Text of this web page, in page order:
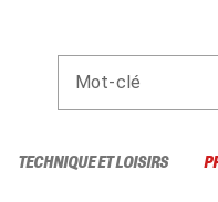
Mot-clé
TECHNIQUE ET LOISIRS